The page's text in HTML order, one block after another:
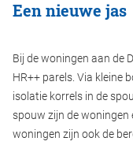
Een nieuwe jas
Bij de woningen aan de
HR++ parels. Via kleine
isolatie korrels in de
spouw zijn de woningen
woningen zijn ook de